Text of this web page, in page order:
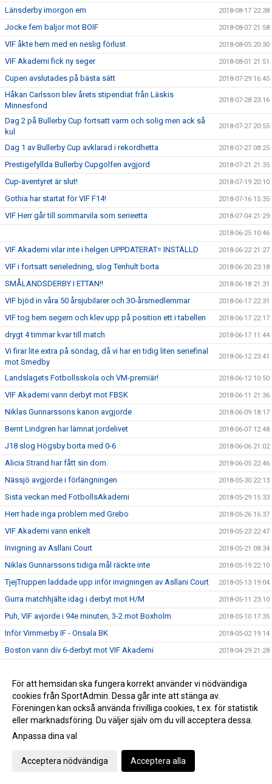
Länsderby imorgon em 2018-08-17 22:38
Jocke fem baljor mot BOIF 2018-08-07 21:58
VIF åkte hem med en neslig förlust 2018-08-05 20:30
VIF Akademi fick ny seger 2018-08-01 21:51
Cupen avslutades på bästa sätt 2018-07-29 16:45
Håkan Carlsson blev årets stipendiat från Läskis
Minnesfond
2018-07-28 23:16
Dag 2 på Bullerby Cup fortsatt varm och solig men ack så
kul
2018-07-27 20:55
Dag 1 av Bullerby Cup avklarad i rekordhetta 2018-07-27 08:25
Prestigefyllda Bullerby Cupgolfen avgjord 2018-07-21 21:35
Cup-äventyret är slut! 2018-07-19 20:10
Gothia har startat för VIF F14! 2018-07-16 15:35
VIF Herr går till sommarvila som serieetta 2018-07-04 21:29
2018-06-25 10:46
VIF Akademi vilar inte i helgen UPPDATERAT= INSTÄLLD 2018-06-22 21:27
VIF i fortsatt serieledning, slog Tenhult borta 2018-06-20 23:18
SMÅLANDSDERBY I ETTAN!! 2018-06-18 21:31
VIF bjöd in våra 50 årsjubilarer och 30-årsmedlemmar 2018-06-17 22:31
VIF tog hem segern och klev upp på position ett i tabellen 2018-06-17 22:17
drygt 4 timmar kvar till match 2018-06-17 11:44
Vi firar lite extra på söndag, då vi har en tidig liten seriefinal
mot Smedby
2018-06-12 23:41
Landslagets Fotbollsskola och VM-premiär! 2018-06-12 10:50
VIF Akademi vann derbyt mot FBSK 2018-06-11 21:36
Niklas Gunnarssons kanon avgjorde 2018-06-09 18:17
Bernt Lindgren har lämnat jordelivet 2018-06-07 12:48
J18 slog Högsby borta med 0-6 2018-06-06 21:02
Alicia Strand har fått sin dom. 2018-06-05 22:46
Nässjö avgjorde i förlängningen 2018-05-30 22:13
Sista veckan med FotbollsAkademi 2018-05-29 15:33
Herr hade inga problem med Grebo 2018-05-26 16:37
VIF Akademi vann enkelt 2018-05-23 22:47
Invigning av Asllani Court 2018-05-21 08:34
Niklas Gunnarssons tidiga mål räckte inte 2018-05-19 22:10
TjejTruppen laddade upp inför invigningen av Asllani Court 2018-05-13 19:04
Gurra matchhjälte idag i derbyt mot H/M 2018-05-11 23:10
Puh, VIF avjorde i 94e minuten, 3-2 mot Boxholm 2018-05-10 17:35
Inför Vimmerby IF - Onsala BK 2018-05-02 19:14
Boston vann div 6-derbyt mot VIF Akademi 2018-04-29 21:28
Hemmamatch för ett VIF som hittat målformen sista veckan 2018-04-27 21:33
Bergdalens IK på lördag! 2018-04-27 20:57
Öppettider på kansliet Valborg och 1:a maj 2018-04-26 14:47
Historisk seger för Akademilaget
Herr vände ett 1-0 underläge till storseger 1-6
Dam tappade greppet i 2a och fick en försmädlig
För att hemsidan ska fungera korrekt använder vi nödvändiga
cookies från SportAdmin. Dessa går inte att stänga av.
Föreningen kan också använda frivilliga cookies, t.ex. för statistik
eller marknadsföring. Du väljer själv om du vill acceptera dessa.
Anpassa dina val
Acceptera nödvändiga Acceptera alla